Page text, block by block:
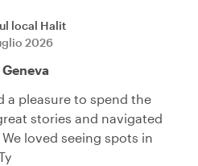
local Halit
2026
a pleasure to spend the
stories and navigated
loved seeing spots in